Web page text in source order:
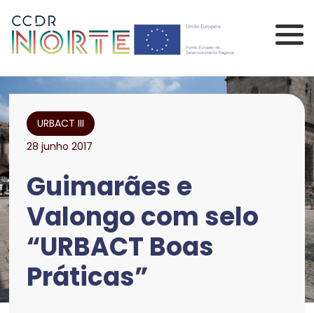
Comissão de
URBACT III
28 junho 2017
Guimarães e
Valongo com selo
“URBACT Boas
Práticas”